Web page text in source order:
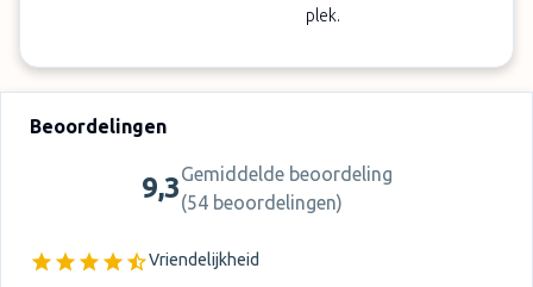
plek.
Beoordelingen
9,3Gemiddelde beoordeling
(54 beoordelingen)
Vriendelijkheid